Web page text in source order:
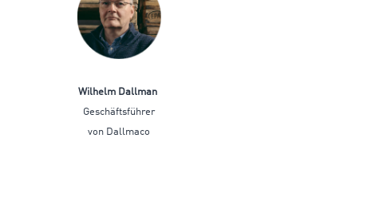
Wilhelm Dallman
Geschäftsführer
von Dallmaco